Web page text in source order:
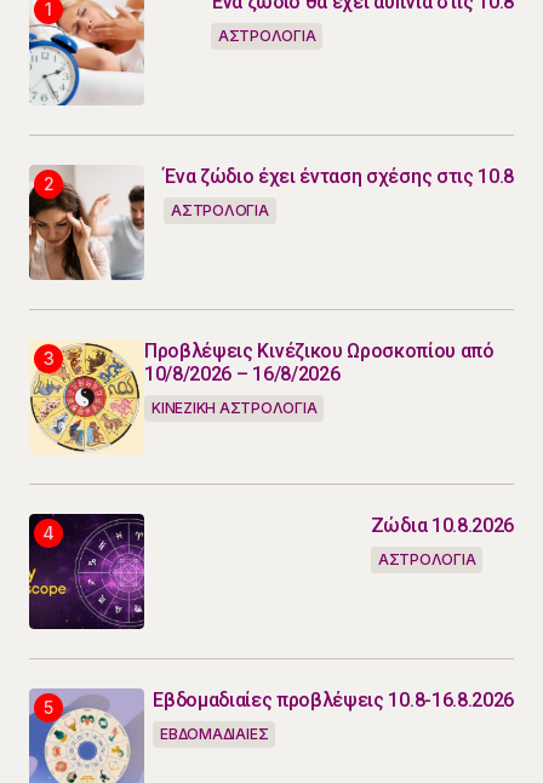
ΑΣΤΡΟΛΟΓΙΑ
Ένα ζώδιο έχει ένταση σχέσης στις 10.8
ΑΣΤΡΟΛΟΓΙΑ
Προβλέψεις Κινέζικου Ωροσκοπίου από
10/8/2026 – 16/8/2026
ΚΙΝΕΖΙΚΗ ΑΣΤΡΟΛΟΓΙΑ
Ζώδια 10.8.2026
ΑΣΤΡΟΛΟΓΙΑ
Εβδομαδιαίες προβλέψεις 10.8-16.8.2026
ΕΒΔΟΜΑΔΙΑΙΕΣ